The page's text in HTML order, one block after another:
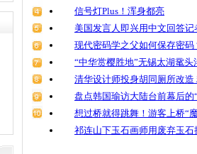
信号灯Plus！浑身都亮
美国发言人即兴用中文回答记
现代密码学之父如何保存密
“中华赏樱胜地”无锡太湖鼋头
清华设计师投身胡同厕所改
盘点韩国瑜访大陆台前幕后的
想过桥就得跳舞！游客上桥“
祁连山下玉石画师用废弃玉石